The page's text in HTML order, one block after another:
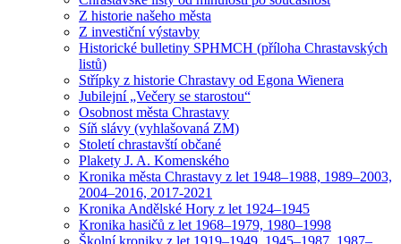
Z historie našeho města
Z investiční výstavby
Historické bulletiny SPHMCH (příloha Chrastavských
listů)
Střípky z historie Chrastavy od Egona Wienera
Jubilejní „Večery se starostou“
Osobnost města Chrastavy
Síň slávy (vyhlašovaná ZM)
Století chrastavští občané
Plakety J. A. Komenského
Kronika města Chrastavy z let 1948–1988, 1989–2003,
2004–2016, 2017-2021
Kronika Andělské Hory z let 1924–1945
Kronika hasičů z let 1968–1979, 1980–1998
Školní kroniky z let 1919–1949, 1945–1987, 1987–